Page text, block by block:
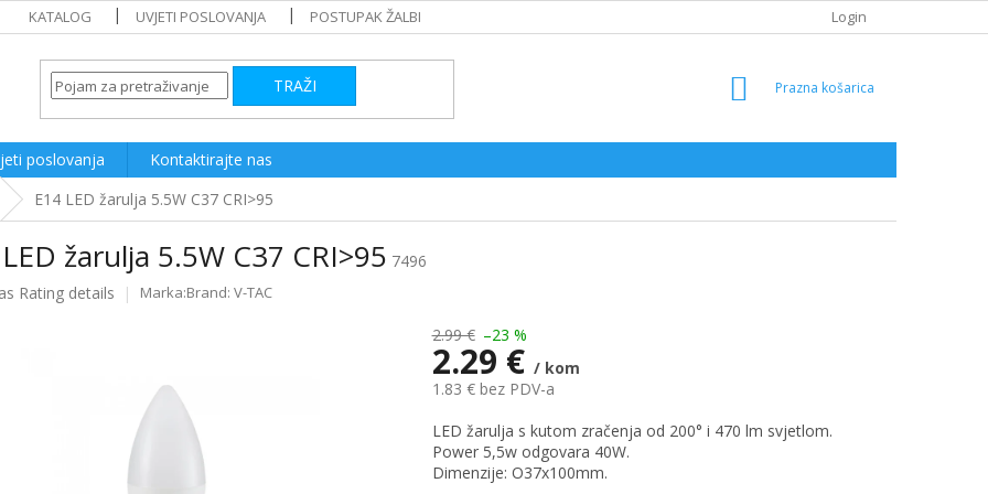
KATALOG UVJETI POSLOVANJA POSTUPAK ŽALBI Login
TRAŽI
SHOPPING
poslovanja
Kontaktirajte nas
E14 LED žarulja 5.5W C37 CRI>95
žarulja 5.5W C37 CRI>95 7496
Rating details Brand: V-TAC
2.99 € –23 %
2.29 € / kom
1.83 € bez PDV-a
Measure
price:
LED žarulja s kutom zračenja od 200° i 470 lm svjetlom.
Power 5,5w odgovara 40W.
Dimenzije: O37x100mm.